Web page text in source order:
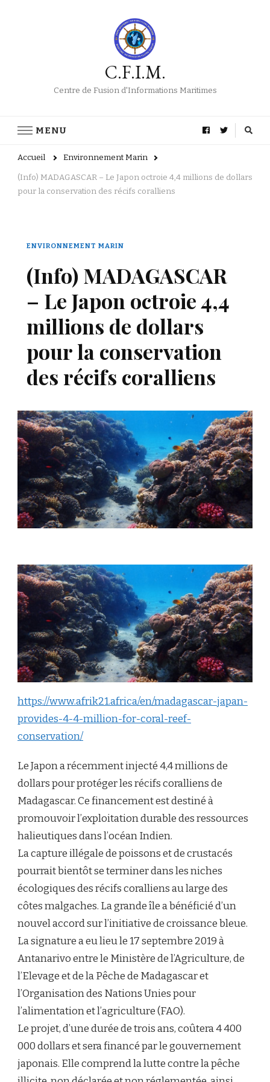
C.F.I.M.
Centre de Fusion d'Informations Maritimes
MENU
Accueil Environnement Marin
(Info) MADAGASCAR – Le Japon octroie 4,4 millions de dollars
pour la conservation des récifs coralliens
ENVIRONNEMENT MARIN
(Info) MADAGASCAR
– Le Japon octroie 4,4
millions de dollars
pour la conservation
des récifs coralliens
https://www.afrik21.africa/en/madagascar-japan-
provides-4-4-million-for-coral-reef-
conservation/
Le Japon a récemment injecté 4,4 millions de
dollars pour protéger les récifs coralliens de
Madagascar. Ce financement est destiné à
promouvoir l’exploitation durable des ressources
halieutiques dans l’océan Indien.
La capture illégale de poissons et de crustacés
pourrait bientôt se terminer dans les niches
écologiques des récifs coralliens au large des
côtes malgaches. La grande île a bénéficié d’un
nouvel accord sur l’initiative de croissance bleue.
La signature a eu lieu le 17 septembre 2019 à
Antanarivo entre le Ministère de l’Agriculture, de
l’Elevage et de la Pêche de Madagascar et
l’Organisation des Nations Unies pour
l’alimentation et l’agriculture (FAO).
Le projet, d’une durée de trois ans, coûtera 4 400
000 dollars et sera financé par le gouvernement
japonais. Elle comprend la lutte contre la pêche